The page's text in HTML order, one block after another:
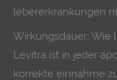
lebererkrankungen
Wirkungsdauer: Wie
Levitra ist in jeder
korrekte einnahme